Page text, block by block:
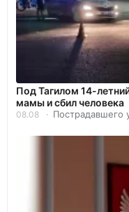
Под Тагилом 14-
мамы и сбил человека
08.08 Пострадавшего